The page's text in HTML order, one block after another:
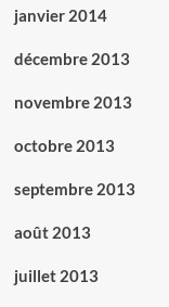
janvier 2014
décembre 2013
novembre 2013
octobre 2013
septembre 2013
août 2013
juillet 2013